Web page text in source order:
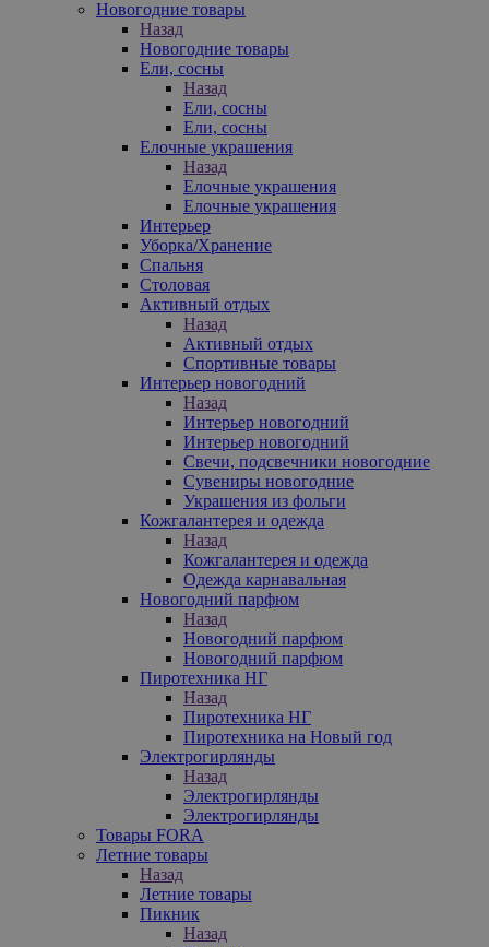
Новогодние товары
Назад
Новогодние товары
Ели, сосны
Назад
Ели, сосны
Ели, сосны
Елочные украшения
Назад
Елочные украшения
Елочные украшения
Интерьер
Уборка/Хранение
Спальня
Столовая
Активный отдых
Назад
Активный отдых
Спортивные товары
Интерьер новогодний
Назад
Интерьер новогодний
Интерьер новогодний
Свечи, подсвечники новогодние
Сувениры новогодние
Украшения из фольги
Кожгалантерея и одежда
Назад
Кожгалантерея и одежда
Одежда карнавальная
Новогодний парфюм
Назад
Новогодний парфюм
Новогодний парфюм
Пиротехника НГ
Назад
Пиротехника НГ
Пиротехника на Новый год
Электрогирлянды
Назад
Электрогирлянды
Электрогирлянды
Товары FORA
Летние товары
Назад
Летние товары
Пикник
Назад